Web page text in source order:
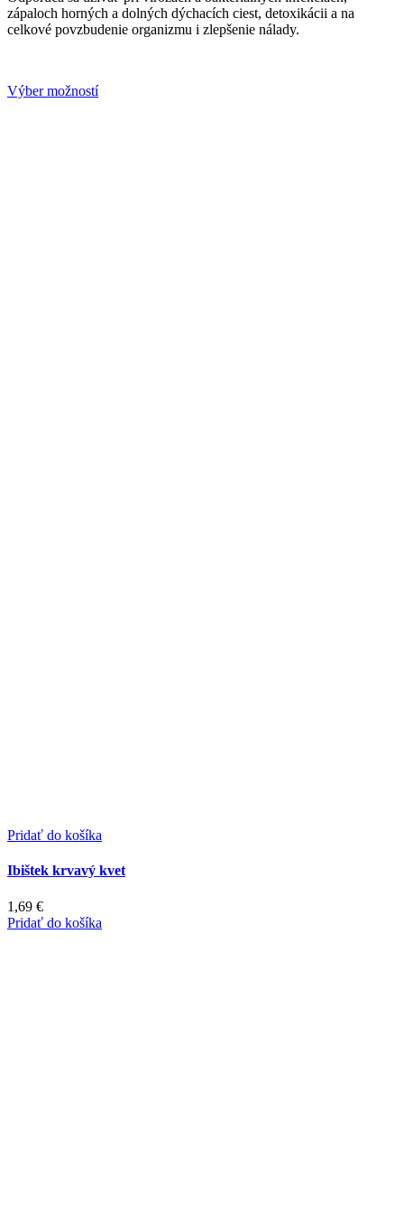
na
stránke
zápaloch horných a dolných dýchacích ciest, detoxikácii a na
celkové povzbudenie organizmu i zlepšenie nálady.
Výber možnostíTento
Pridať do košíka
Ibištek krvavý kvet
1,69 €
Pridať do košíka